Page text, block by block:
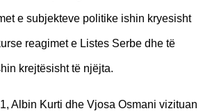
e subjekteve politike ishin kryesisht
reagimet e Listes Serbe dhe të
krejtësisht të njëjta.
Albin Kurti dhe Vjosa Osmani vizituan